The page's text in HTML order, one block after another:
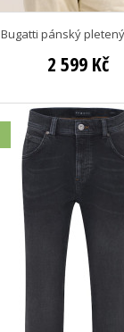
Bugatti pánský
2 599 Kč